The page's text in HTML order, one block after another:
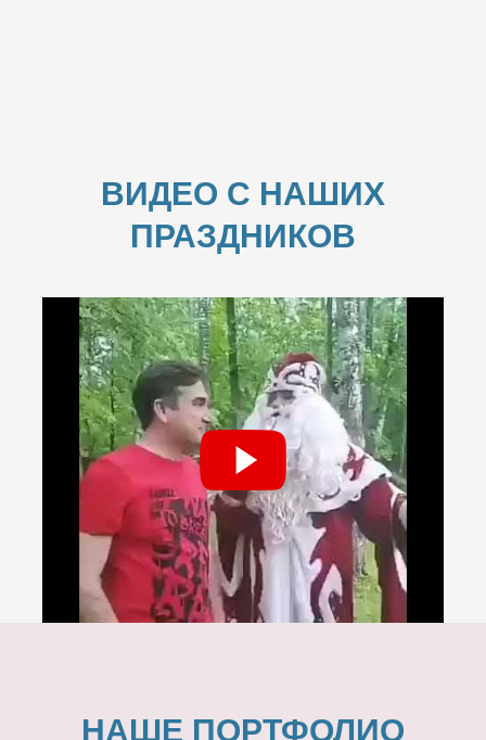
ВИДЕО С НАШИХ
ПРАЗДНИКОВ
НАШЕ ПОРТФОЛИО